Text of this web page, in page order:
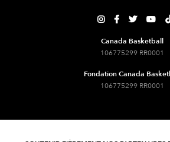
   
Canada Basketball
106775299 RR0001
Fondation Canada
106775299 RR0001